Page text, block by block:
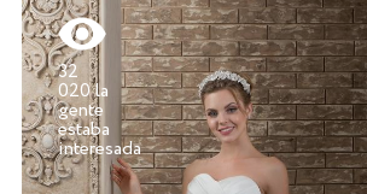
32
020 la
gente
estaba
interesada